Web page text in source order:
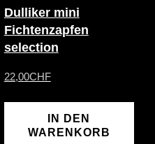
Dulliker mini
Fichtenzapfen
selection
22,00CHF
IN DEN
WARENKORB